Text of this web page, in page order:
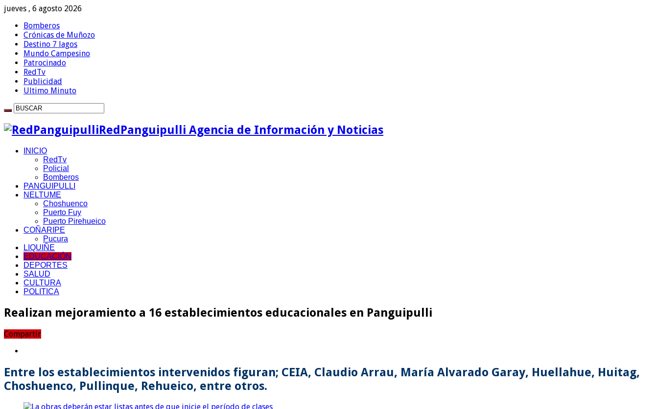
jueves , 6 agosto 2026
Bomberos
Crónicas de Muñozo
Destino 7 lagos
Mundo Campesino
Patrocinado
RedTv
Publicidad
Ultimo Minuto
RedPanguipulli Agencia de Información y Noticias
INICIO
RedTv
Policial
Bomberos
PANGUIPULLI
NELTUME
Choshuenco
Puerto Fuy
Puerto Pirehueico
COÑARIPE
Pucura
LIQUIÑE
EDUCACIÓN
DEPORTES
SALUD
CULTURA
POLITICA
Realizan mejoramiento a 16 establecimientos educacionales en Panguipulli
Compartir
Entre los establecimientos intervenidos figuran; CEIA, Claudio Arrau, María Alvarado Garay, Huellahue, Huitag,
Choshuenco, Pullinque, Rehueico, entre otros.